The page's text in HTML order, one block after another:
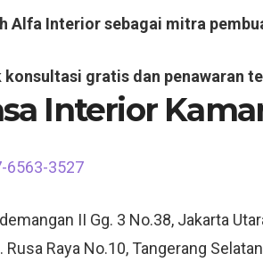
Alfa Interior sebagai mitra
gratis dan penawaran
Interior
6563-3527
II Gg. 3 No.38, Jakarta
Raya No.10, Tangerang Selatan